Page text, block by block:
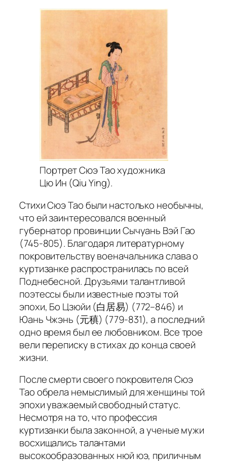
Портрет Сюэ Тао художника
Цю Ин (Qiu Ying).
Стихи Сюэ Тао были настолько необычны,
что ей заинтересовался военный
губернатор провинции Сычуань Вэй Гао
(745-805). Благодаря литературному
покровительству военачальника слава о
куртизанке распространилась по всей
Поднебесной. Друзьями талантливой
поэтессы были известные поэты той
эпохи, Бо Цзюйи (白居易) (772–846) и
Юань Чжэнь (元稹) (779-831), а последний
одно время был ее любовником. Все трое
вели переписку в стихах до конца своей
жизни.
После смерти своего покровителя Сюэ
Тао обрела немыслимый для женщины той
эпохи уважаемый свободный статус.
Несмотря на то, что профессия
куртизанки была законной, а ученые мужи
восхищались талантами
высокообразованных нюй юэ, приличным